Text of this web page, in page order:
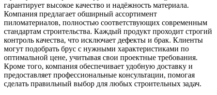
гарантирует высокое качество и надёжность материала.
Компания предлагает обширный ассортимент
пиломатериалов, полностью соответствующих современным
стандартам строительства. Каждый продукт проходит строгий
контроль качества, что исключает дефекты и брак. Клиенты
могут подобрать брус с нужными характеристиками по
оптимальной цене, учитывая свои проектные требования.
Кроме того, компания обеспечивает удобную доставку и
предоставляет профессиональные консультации, помогая
сделать правильный выбор для любых строительных задач.